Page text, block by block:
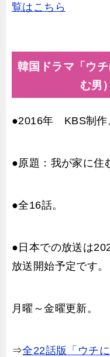
覧はこちら
韓国ドラマ「ウ
む男
●2016年 KBS制作
●原題：我が家に住
●全16話。
●日本での放送は
放送開始予定です。
月曜～金曜更新。
⇒全22話版「ウチ